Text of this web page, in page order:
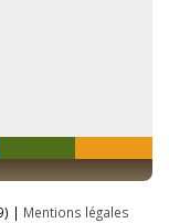
| Mentions légales